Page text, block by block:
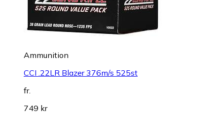
Ammunition
CCI .22LR Blazer 376m/s 525st
fr.
749 kr